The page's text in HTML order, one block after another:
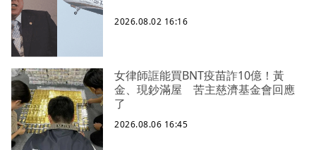
2026.08.02 16:16
女律師誆能買BNT疫苗詐10億！黃
金、現鈔滿屋 苦主慈濟基金會回應
了
2026.08.06 16:45